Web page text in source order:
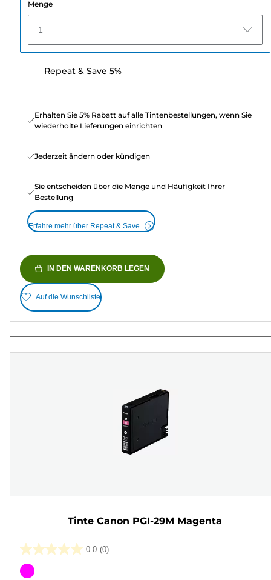
Menge
1
Repeat & Save 5%
Erhalten Sie 5% Rabatt auf alle Tintenbestellungen, wenn Sie
wiederholte Lieferungen einrichten
Jederzeit ändern oder kündigen
Sie entscheiden über die Menge und Häufigkeit Ihrer
Bestellung
Erfahre mehr über Repeat & Save
IN DEN WARENKORB LEGEN
Auf die Wunschliste
Tinte Canon PGI-29M Magenta
0.0 (0)
0.0
von
Farbpatrone